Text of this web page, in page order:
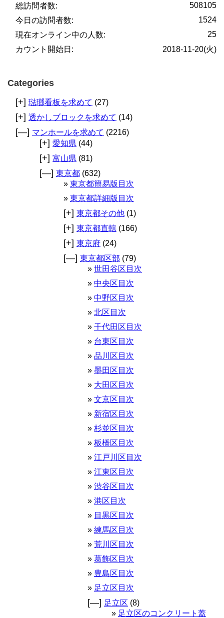
508105
総訪問者数:
1524
今日の訪問者数:
25
現在オンライン中の人数:
2018-11-20(火)
カウント開始日:
Categories
[+] 琺瑯看板を求めて (27)
[+] 透かしブロックを求めて (14)
[—] マンホールを求めて (2216)
[+] 愛知県 (44)
[+] 富山県 (81)
[—] 東京都 (632)
東京都簡易版目次
東京都詳細版目次
[+] 東京都その他 (1)
[+] 東京都直轄 (166)
[+] 東京府 (24)
[—] 東京都区部 (79)
世田谷区目次
中央区目次
中野区目次
北区目次
千代田区目次
台東区目次
品川区目次
墨田区目次
大田区目次
文京区目次
新宿区目次
杉並区目次
板橋区目次
江戸川区目次
江東区目次
渋谷区目次
港区目次
目黒区目次
練馬区目次
荒川区目次
葛飾区目次
豊島区目次
足立区目次
[—] 足立区 (8)
足立区のコンクリート蓋